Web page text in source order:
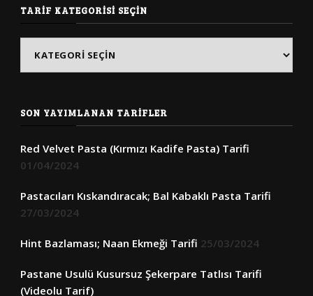
TARIF KATEGORISI SEÇIN
SON YAYIMLANAN TARIFLER
Red Velvet Pasta (Kırmızı Kadife Pasta) Tarifi
01/04/2024
Pastacıları Kıskandıracak; Bal Kabaklı Pasta Tarifi
27/03/2024
Hint Bazlaması; Naan Ekmeği Tarifi 25/03/2024
Pastane Usulü Kusursuz Şekerpare Tatlısı Tarifi
(Videolu Tarif)